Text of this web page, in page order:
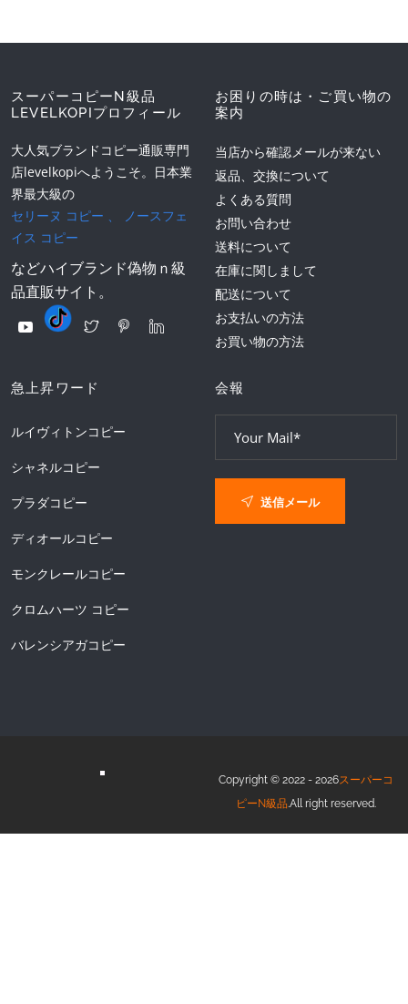
スーパーコピーN級品
LEVELKOPIプロフィール
大人気ブランドコピー通販専門
店levelkopiへようこそ。日本業
界最大級の
セリーヌ コピー 、
ノースフェ
イス コピー
などハイブランド偽物ｎ級
品直販サイト。
お困りの時は・ご買い物の
案内
当店から確認メールが来ない
返品、交換について
よくある質問
お問い合わせ
送料について
在庫に関しまして
配送について
お支払いの方法
お買い物の方法
急上昇ワード
ルイヴィトンコピー
シャネルコピー
プラダコピー
ディオールコピー
モンクレールコピー
クロムハーツ コピー
バレンシアガコピー
会報
送信メール
Copyright © 2022 - 2026スーパーコ
ピーN級品.All right reserved.